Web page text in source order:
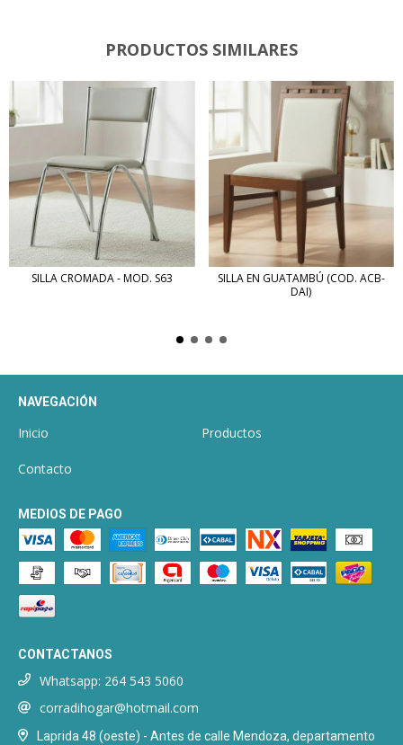
PRODUCTOS SIMILARES
SILLA CROMADA - MOD. S63
SILLA EN GUATAMBÚ (COD. ACB-
DAI)
NAVEGACIÓN
Inicio Productos
Contacto
MEDIOS DE PAGO
CONTACTANOS
Whatsapp: 264 543 5060
corradihogar@hotmail.com
Laprida 48 (oeste) - Antes de calle Mendoza, departamento